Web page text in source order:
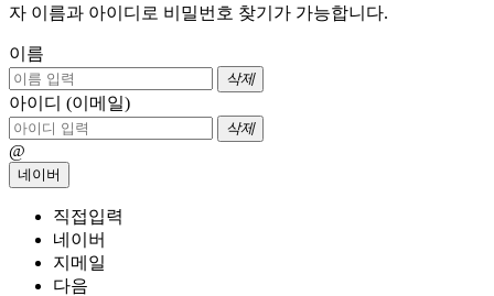
자 이름과 아이디로 비밀번호 찾기가 가능합니다.
이름
삭제
아이디 (이메일)
삭제
@
네이버
직접입력
네이버
지메일
다음